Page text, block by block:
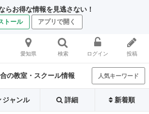
らお得な情報を見逃さない！
トール アプリで開く
愛知県 検索 ログイン 投稿
の教室・スクール情報 人気キーワード
ジャンル 詳細 新着順